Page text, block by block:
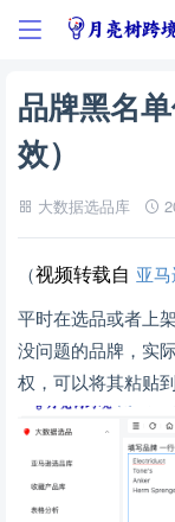
品牌黑名
效）
大数据选品库
（视频转载自 亚
平时在选品或者上
没问题的品牌，实
权，可以将其粘贴